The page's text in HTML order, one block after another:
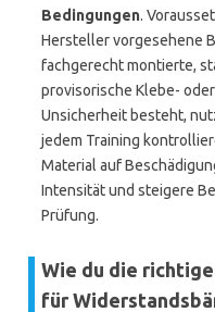
Bedingungen.
Hersteller vorgesehene
fachgerecht montierte,
provisorische Klebe-
Unsicherheit besteht,
jedem Training
Material auf
Intensität und steigere
Prüfung.
Wie du die
für